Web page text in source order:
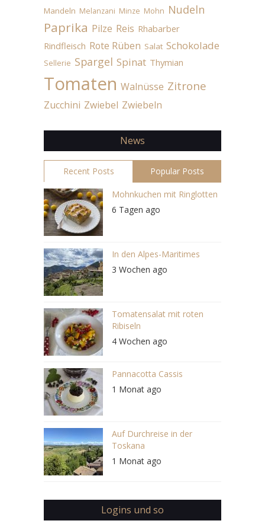
Mandeln Melanzani Minze Mohn Nudeln
Paprika Pilze Reis Rhabarber
Rindfleisch Rote Rüben Salat Schokolade
Sellerie Spargel Spinat Thymian
Tomaten Walnüsse Zitrone
Zucchini Zwiebel Zwiebeln
News
Recent Posts Popular Posts
Mohnkuchen mit Ringlotten
6 Tagen ago
In den Alpes-Maritimes
3 Wochen ago
Tomatensalat mit roten
Ribiseln
4 Wochen ago
Pannacotta Cassis
1 Monat ago
Auf Durchreise in der
Toskana
1 Monat ago
Logins und so